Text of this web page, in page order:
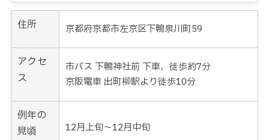
住所 京都府京都市左京区下鴨泉川町59
アクセ
ス
市バス 下鴨神社前 下車、徒歩約7分
京阪電車 出町柳駅より徒歩10分
例年の
見頃
12月上旬～12月中旬